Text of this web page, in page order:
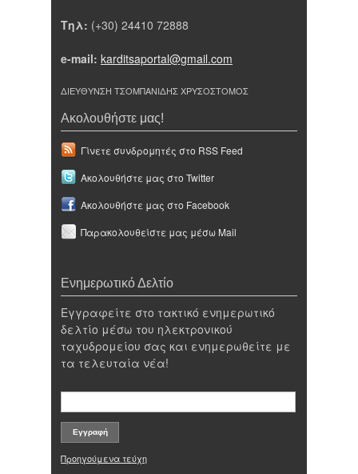
Τηλ: (+30) 24410 72888
e-mail: karditsaportal@gmail.com
ΔΙΕΥΘΥΝΣΗ ΤΣΟΜΠΑΝΙΔΗΣ ΧΡΥΣΟΣΤΟΜΟΣ
Ακολουθήστε μας!
Γίνετε συνδρομητές στο RSS Feed
Ακολουθήστε μας στο Twitter
Ακολουθήστε μας στο Facebook
Παρακολουθείστε μας μέσω Mail
Ενημερωτικό Δελτίο
Εγγραφείτε στο τακτικό ενημερωτικό
δελτίο μέσω του ηλεκτρονικού
ταχυδρομείου σας και ενημερωθείτε με
τα τελευταία νέα!
Προηγούμενα τεύχη